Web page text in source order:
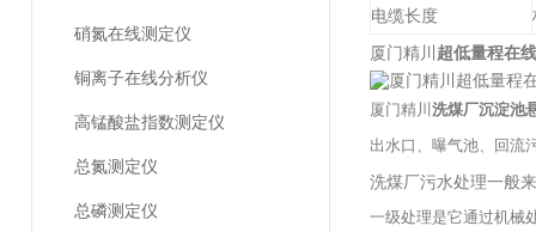
硝氮在线测定仪
铜离子在线分析仪
高锰酸盐指数测定仪
总氮测定仪
总磷测定仪
电缆长度
厦门精川 超低量程在
厦门精川 洗煤厂沉淀池
出水口、曝气池、回流
洗煤厂污水处理一般
一级处理是它通过机械